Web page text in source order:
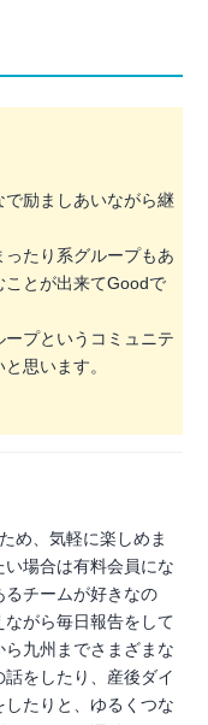
励ましあいながら継
たり系グループもあ
ことが出来てGoodで
プというコミュニテ
思います。
め、気軽に楽しめま
場合は有料会員にな
るチームが好きなの
がら毎日報告をして
九州までさまざまな
をしたり、産後ダイ
たりと、ゆるくつな